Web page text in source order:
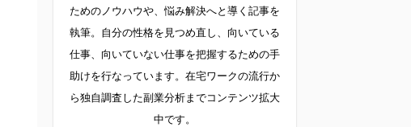
ためのノウハウや、悩み解決へと導く記事を
執筆。自分の性格を見つめ直し、向いている
仕事、向いていない仕事を把握するための手
助けを行なっています。在宅ワークの流行か
ら独自調査した副業分析までコンテンツ拡大
中です。